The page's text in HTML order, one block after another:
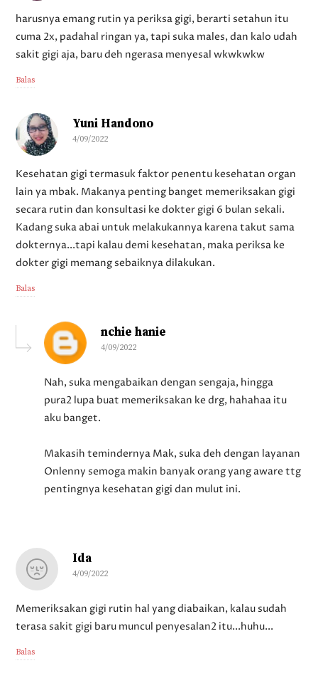
harusnya emang rutin ya periksa gigi, berarti setahun itu
cuma 2x, padahal ringan ya, tapi suka males, dan kalo udah
sakit gigi aja, baru deh ngerasa menyesal wkwkwkw
Balas
Yuni Handono
4/09/2022
Kesehatan gigi termasuk faktor penentu kesehatan organ
lain ya mbak. Makanya penting banget memeriksakan gigi
secara rutin dan konsultasi ke dokter gigi 6 bulan sekali.
Kadang suka abai untuk melakukannya karena takut sama
dokternya...tapi kalau demi kesehatan, maka periksa ke
dokter gigi memang sebaiknya dilakukan.
Balas
nchie hanie
4/09/2022
Nah, suka mengabaikan dengan sengaja, hingga
pura2 lupa buat memeriksakan ke drg, hahahaa itu
aku banget.
Makasih temindernya Mak, suka deh dengan layanan
Onlenny semoga makin banyak orang yang aware ttg
pentingnya kesehatan gigi dan mulut ini.
Ida
4/09/2022
Memeriksakan gigi rutin hal yang diabaikan, kalau sudah
terasa sakit gigi baru muncul penyesalan2 itu...huhu...
Balas